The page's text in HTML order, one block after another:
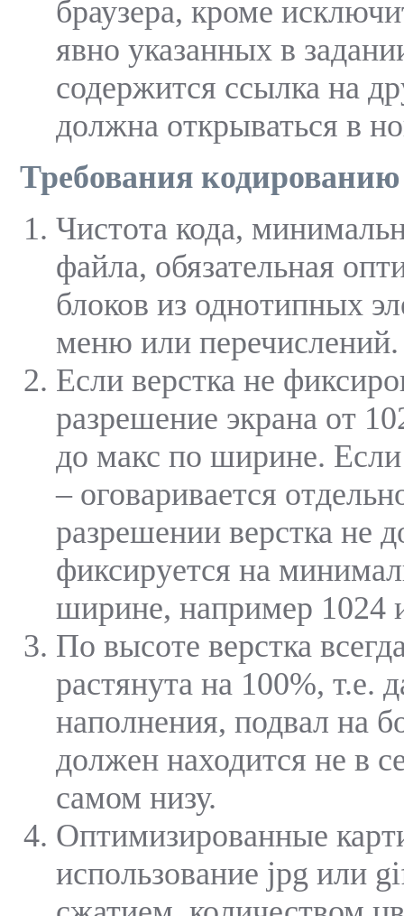
браузера, кроме
явно указанных в
содержится ссылка на
должна открываться в
Требования кодированию
Чистота кода,
файла, обязательная
блоков из однотипных
меню или перечислений.
Если верстка не
разрешение экрана от
до макс по ширине.
– оговаривается
разрешении верстка не
фиксируется на
ширине, например 1024
По высоте верстка
растянута на 100%, т.е.
наполнения, подвал на
должен находится не в
самом низу.
Оптимизированные
использование jpg или